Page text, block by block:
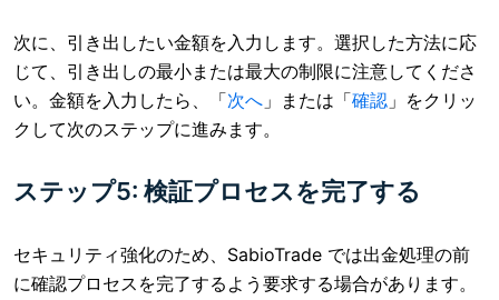
次に、引き出したい金額を入力します。選択した方法に応
じて、引き出しの最小または最大の制限に注意してくださ
い。金額を入力したら、「次へ 」または「確認 」をクリッ
クして次のステップに進みます。
ステップ5: 検証プロセスを完了する
セキュリティ強化のため、SabioTrade では出金処理の前
に確認プロセスを完了するよう要求する場合があります。